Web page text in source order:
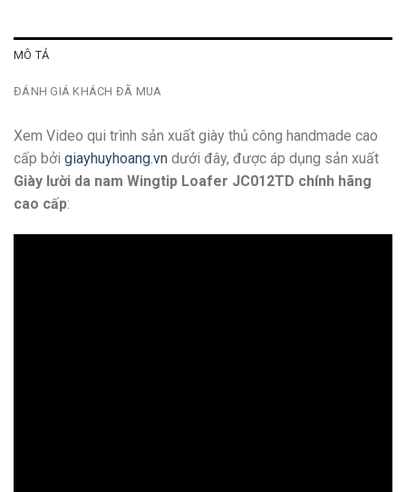
MÔ TẢ
ĐÁNH GIÁ KHÁCH ĐÃ MUA
Xem Video qui trình sản xuất giày thủ công handmade cao
cấp bởi giayhuyhoang.vn dưới đây, được áp dụng sản xuất
Giày lười da nam Wingtip Loafer JC012TD chính hãng
cao cấp: